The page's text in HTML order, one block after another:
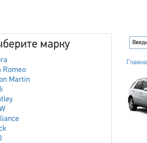
марку
Romeo
Martin